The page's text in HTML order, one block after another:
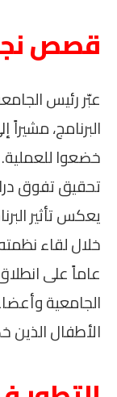
قصص
عبّر رئيس
البرنامج،
خضعوا
تحقيق تفوق
يعكس تأثير
عاماً على
الجامعية
الأطفال الذين